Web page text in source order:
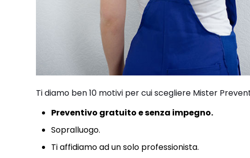
Ti diamo ben 10 motivi per cui scegliere Mister
Preventivo gratuito e senza impegno.
Sopralluogo.
Ti affidiamo ad un solo professionista.